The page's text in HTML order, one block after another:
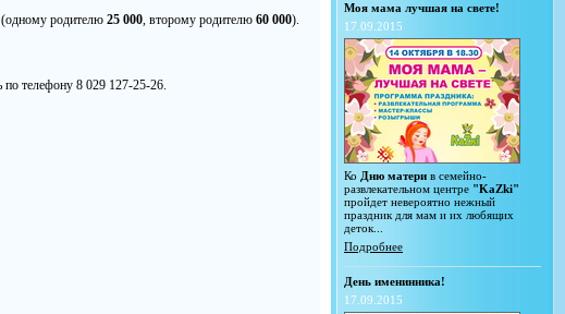
(одному родителю 25 000, второму родителю 60 000).
по телефону 8 029 127-25-26.
Моя мама лучшая на свете!
17.09.2015
Ко Дню матери в семейно-
развлекательном центре "KaZki"
пройдет невероятно нежный
праздник для мам и их любящих
деток...
Подробнее
День именинника!
17.09.2015